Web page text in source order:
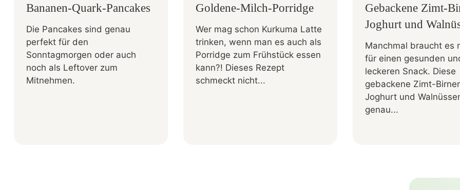
Bananen-Quark-Pancakes
Die Pancakes sind genau
perfekt für den
Sonntagmorgen oder auch
noch als Leftover zum
Mitnehmen.
Goldene-Milch-Porridge
Wer mag schon Kurkuma Latte
trinken, wenn man es auch als
Porridge zum Frühstück essen
kann?! Dieses Rezept
schmeckt nicht...
Gebackene Zimt-
Joghurt und
Manchmal braucht es
für einen gesunden
leckeren Snack. Diese
gebackene Zimt-
Joghurt und
genau...